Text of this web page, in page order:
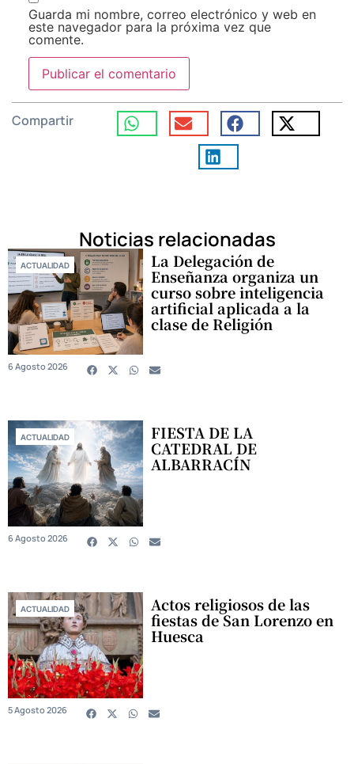
Guarda mi nombre, correo electrónico y web en
este navegador para la próxima vez que
comente.
Compartir
Noticias relacionadas
ACTUALIDAD La Delegación de
Enseñanza organiza un
curso sobre inteligencia
artificial aplicada a la
clase de Religión
6 Agosto 2026
ACTUALIDAD FIESTA DE LA
CATEDRAL DE
ALBARRACÍN
6 Agosto 2026
ACTUALIDAD Actos religiosos de las
fiestas de San Lorenzo en
Huesca
5 Agosto 2026